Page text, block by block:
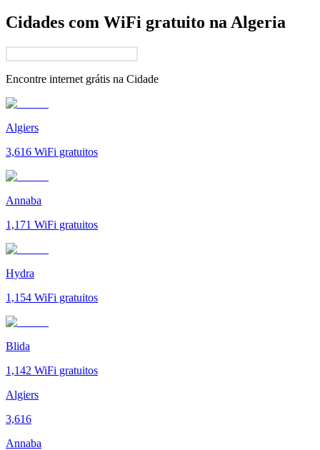
Cidades com WiFi gratuito na Algeria
Encontre internet grátis na Cidade
Algiers
3,616 WiFi gratuitos
Annaba
1,171 WiFi gratuitos
Hydra
1,154 WiFi gratuitos
Blida
1,142 WiFi gratuitos
Algiers
3,616
Annaba